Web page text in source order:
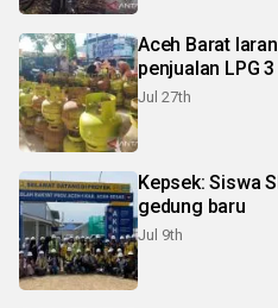
Aceh Barat
penjualan LPG
Jul 27th
Kepsek: Siswa
gedung baru
Jul 9th